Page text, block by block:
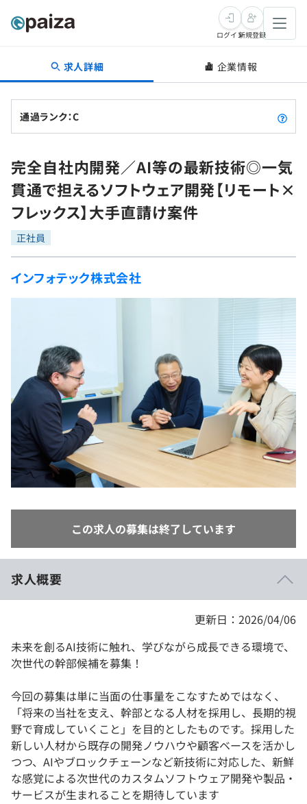
転職・キャリア
転職成功ガイド
転職エージェント
インタビュー
転職成功ガイド
新卒就活
求人検索
本選考
インターン
新卒エージェント
インタビュー
就活成功ガイド
学習
問題集
4択課題
プラン
個人向けプラン
法人向けプラン
学校向けプラン
プログラミング言語
ゲーム・マンガ
Tech Team Journal
note
paizaとは？
ログイン新規登録
求人詳細 企業情報
通過ランク：C
完全自社内開発／AI等の最新技術◎一気
貫通で担えるソフトウェア開発【リモート×
フレックス】大手直請け案件
正社員
インフォテック株式会社
この求人の募集は終了しています
求人概要
更新日：2026/04/06
未来を創るAI技術に触れ、学びながら成長できる環境で、
次世代の幹部候補を募集！
今回の募集は単に当面の仕事量をこなすためではなく、
「将来の当社を支え、幹部となる人材を採用し、長期的視
野で育成していくこと」を目的としたものです。採用した
新しい人材から既存の開発ノウハウや顧客ベースを活かし
つつ、AIやブロックチェーンなど新技術に対応した、新鮮
な感覚による次世代のカスタムソフトウェア開発や製品・
サービスが生まれることを期待しています